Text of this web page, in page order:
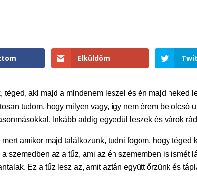
Elküldöm
téged, aki majd a mindenem leszel és én majd neked
tudom, hogy milyen vagy, így nem érem be olcsó
Inkább addig egyedül leszek és várok
mert amikor majd találkozunk, tudni fogom, hogy téged
a szemedben az a tűz, ami az én szememben is ismét
Ez a tűz lesz az, amit aztán együtt őrzünk és